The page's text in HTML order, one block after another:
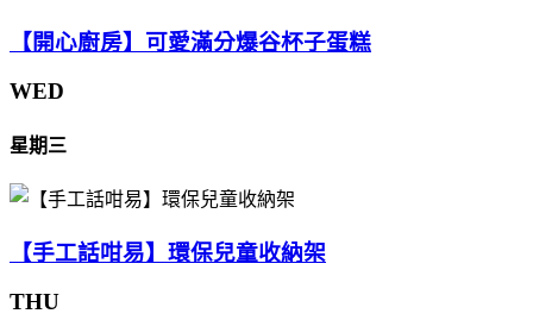
【開心廚房】可愛滿分爆谷杯子蛋糕
WED
星期三
【手工話咁易】環保兒童收納架
THU